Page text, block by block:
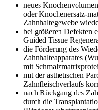
neues
oder Knochenersatz-
Zahnhaltegewebe
bei größeren Defekten
Guided Tissue
die Förderung des
Zahnhalteapparates
mit
mit der ästhetischen
Zahnfleischverlaufs
nach Rückgang des
durch die